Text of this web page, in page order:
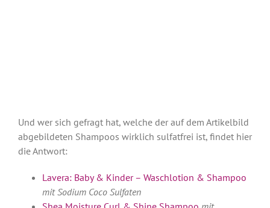
Und wer sich gefragt hat, welche der auf dem Artikelbild
abgebildeten Shampoos wirklich sulfatfrei ist, findet hier
die Antwort:
Lavera: Baby & Kinder – Waschlotion & Shampoo
mit Sodium Coco Sulfaten